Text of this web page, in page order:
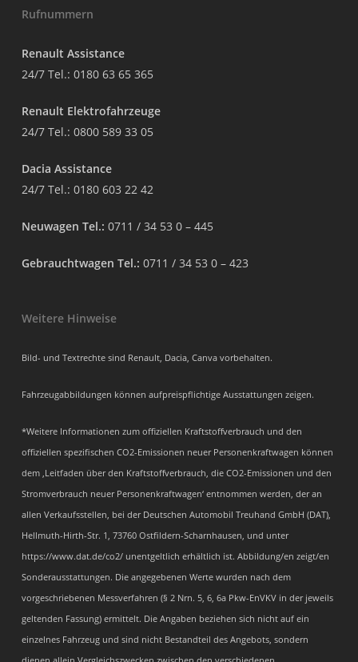
Rufnummern
Renault Assistance
24/7 Tel.: 0180 63 65 365
Renault Elektrofahrzeuge
24/7 Tel.: 0800 589 33 05
Dacia Assistance
24/7 Tel.: 0180 603 22 42
Neuwagen Tel.: 0711 / 34 53 0 – 445
Gebrauchtwagen Tel.: 0711 / 34 53 0 – 423
Weitere Hinweise
Bild- und Textrechte sind Renault, Dacia, Canva vorbehalten.
Fahrzeugabbildungen können aufpreispflichtige Ausstattungen zeigen.
*Weitere Informationen zum offiziellen Kraftstoffverbrauch und den
offiziellen spezifischen CO2-Emissionen neuer Personenkraftwagen können
dem ‚Leitfaden über den Kraftstoffverbrauch, die CO2-Emissionen und den
Stromverbrauch neuer Personenkraftwagen‘ entnommen werden, der an
allen Verkaufsstellen, bei der Deutschen Automobil Treuhand GmbH (DAT),
Hellmuth-Hirth-Str. 1, 73760 Ostfildern-Scharnhausen, und unter
https://www.dat.de/co2/ unentgeltlich erhältlich ist. Abbildung/en zeigt/en
Sonderausstattungen. Die angegebenen Werte wurden nach dem
vorgeschriebenen Messverfahren (§ 2 Nrn. 5, 6, 6a Pkw-EnVKV in der jeweils
geltenden Fassung) ermittelt. Die Angaben beziehen sich nicht auf ein
einzelnes Fahrzeug und sind nicht Bestandteil des Angebots, sondern